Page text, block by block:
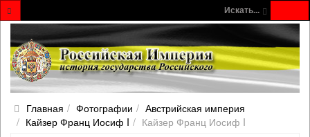
Искать...
Главная Фотографии
Австрийская империя
Кайзер Франц Иосиф I
Кайзер Франц Иосиф I